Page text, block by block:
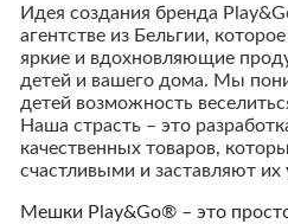
Идея создания бренда
агентстве из Бельгии,
яркие и вдохновляющие
детей и вашего дома. Мы
детей возможность
Наша страсть – это
качественных товаров,
счастливыми и заставляют их
Мешки Play&Go® – это